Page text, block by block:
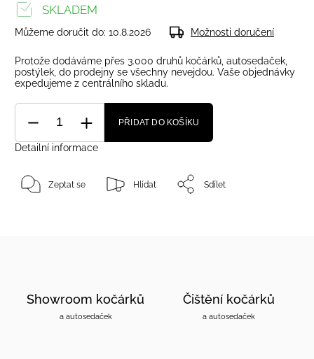
SKLADEM
Můžeme doručit do: 10.8.2026 Možnosti doručení
Protože dodáváme přes 3.000 druhů kočárků, autosedaček,
postýlek, do prodejny se všechny nevejdou. Vaše objednávky
expedujeme z centrálního skladu.
PŘIDAT DO KOŠÍKU
Detailní informace
Zeptat se Hlídat Sdílet
Showroom kočárků
a autosedaček
Čištění kočárků
a autosedaček